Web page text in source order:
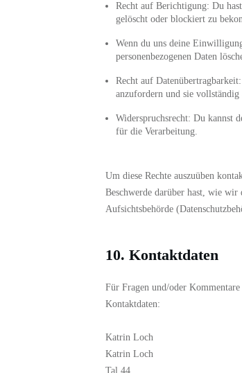
Recht auf Berichtigung: Du
gelöscht oder blockiert zu
Wenn du uns deine
personenbezogenen Daten
Recht auf
anzufordern und sie
Widerspruchsrecht: Du kannst
für die Verarbeitung.
Um diese Rechte auszuüben
Beschwerde darüber hast, wie wir
Aufsichtsbehörde
10. Kontaktdaten
Für Fragen und/oder
Kontaktdaten:
Katrin Loch
Katrin Loch
Tal 44